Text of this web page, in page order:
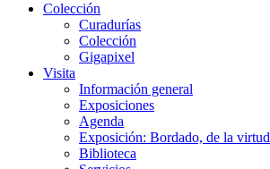
Colección
Curadurías
Colección
Gigapixel
Visita
Información general
Exposiciones
Agenda
Exposición: Bordado, de la virtud
Biblioteca